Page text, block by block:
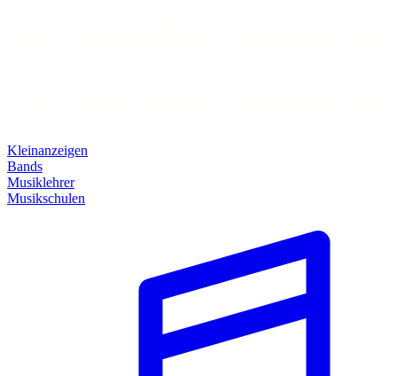
Kleinanzeigen
Bands
Musiklehrer
Musikschulen